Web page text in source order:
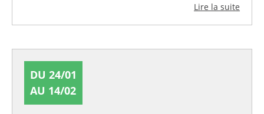
Lire la suite
DU 24/01
AU 14/02